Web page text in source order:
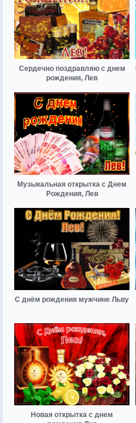
Сердечно поздравляю с днем
рождения, Лев
Музыкальная открытка с Днем
Рождения, Лев
С днём рождения мужчине Льву
Новая открытка с днем